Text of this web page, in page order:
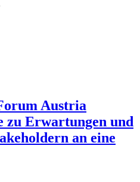
Austria
zu Erwartungen und
an eine